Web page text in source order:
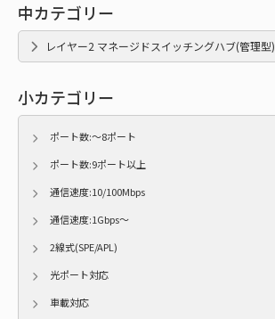
中カテゴリー
レイヤー2 マネージドスイッチングハブ(管理型)
小カテゴリー
ポート数:～8ポート
ポート数:9ポート以上
通信速度:10/100Mbps
通信速度:1Gbps～
2線式(SPE/APL)
光ポート対応
車載対応